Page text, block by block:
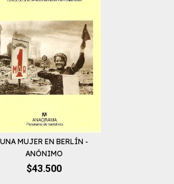
UNA MUJER EN BERLÍN -
ANÓNIMO
$43.500